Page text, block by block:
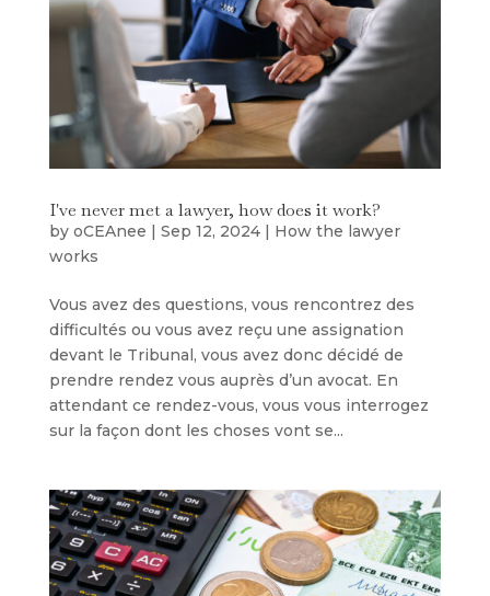
I've never met a lawyer, how does it work?
by oCEAnee | Sep 12, 2024| How the lawyer
works
Vous avez des questions, vous rencontrez des
difficultés ou vous avez reçu une assignation
devant le Tribunal, vous avez donc décidé de
prendre rendez vous auprès d’un avocat. En
attendant ce rendez-vous, vous vous interrogez
sur la façon dont les choses vont se...